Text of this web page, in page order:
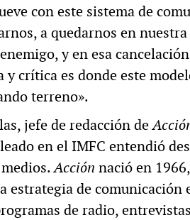
con este sistema de
a quedarnos en
y en esa
y crítica es donde este
terreno».
jefe de redacción de
en el IMFC entendió
Acción nació en
estrategia de
de radio,